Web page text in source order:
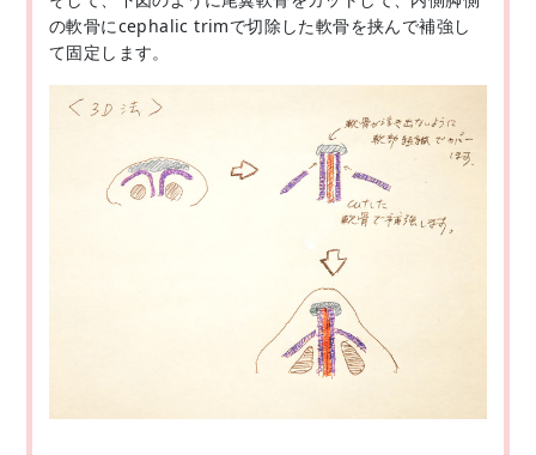
の軟骨にcephalic trimで切除した軟骨を挟んで補強し
て固定します。